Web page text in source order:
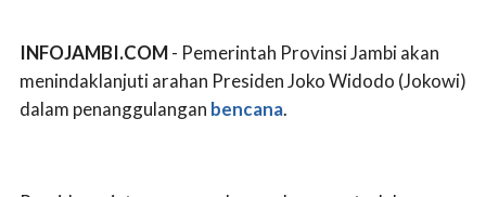
INFOJAMBI.COM- Pemerintah Provinsi Jambi akan
menindaklanjuti arahan Presiden Joko Widodo (Jokowi)
dalam penanggulangan bencana.